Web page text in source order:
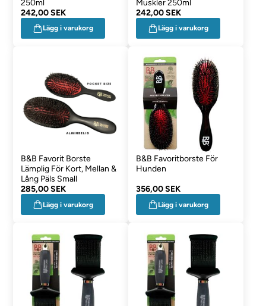
250ml
242,00 SEK
Lägg i varukorg
Muskler 250ml
242,00 SEK
Lägg i varukorg
B&B Favorit Borste
Lämplig För Kort, Mellan &
Lång Päls Small
285,00 SEK
Lägg i varukorg
B&B Favoritborste För
Hunden
356,00 SEK
Lägg i varukorg